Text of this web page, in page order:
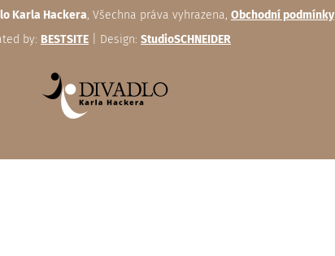
Karla Hackera, Všechna práva vyhrazena, Obchodní podmínky
by: BESTSITE | Design: StudioSCHNEIDER